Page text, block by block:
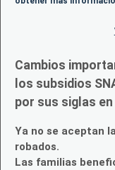
Cambios
los subsidios
por sus siglas
Ya no se aceptan
robados.
Las familias